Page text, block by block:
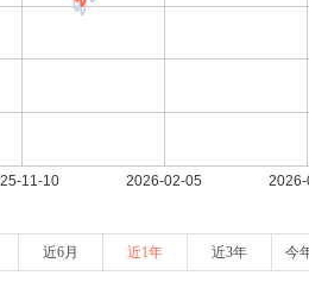
近6月 近1年 近3年 今